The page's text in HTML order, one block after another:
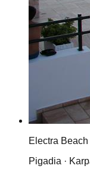
Electra Beach
Pigadia ·